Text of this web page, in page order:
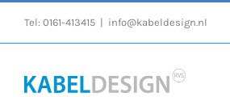
Tel: 0161-413415 info@kabeldesign.nl